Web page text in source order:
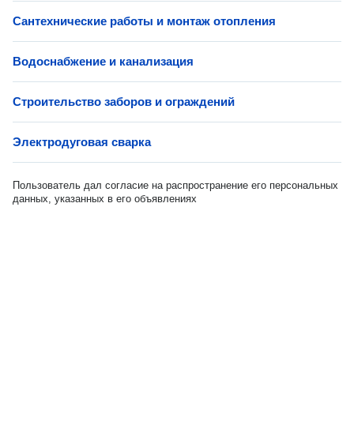
Сантехнические работы и монтаж отопления
Водоснабжение и канализация
Строительство заборов и ограждений
Электродуговая сварка
Пользователь дал согласие на распространение его персональных
данных, указанных в его объявлениях